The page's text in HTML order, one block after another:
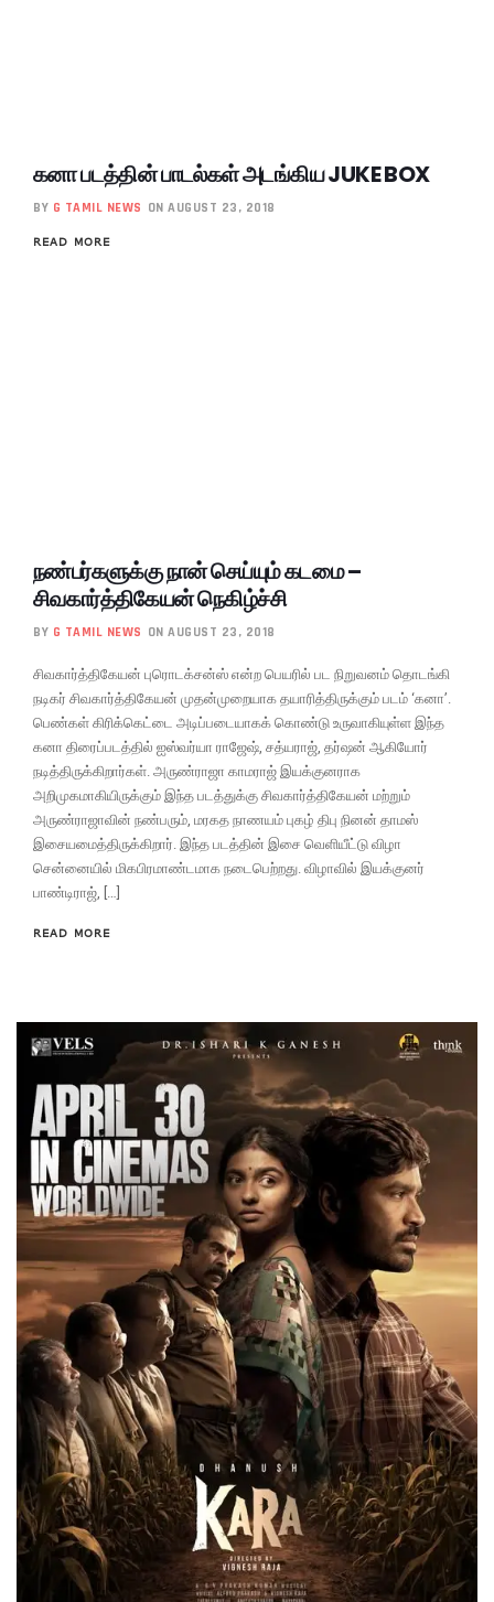
கனா படத்தின் பாடல்கள் அடங்கிய JUKE BOX
BY G TAMIL NEWS ON AUGUST 23, 2018
READ MORE
நண்பர்களுக்கு நான் செய்யும் கடமை –
சிவகார்த்திகேயன் நெகிழ்ச்சி
BY G TAMIL NEWS ON AUGUST 23, 2018
சிவகார்த்திகேயன் புரொடக்சன்ஸ் என்ற பெயரில் பட நிறுவனம் தொடங்கி
நடிகர் சிவகார்த்திகேயன் முதன்முறையாக தயாரித்திருக்கும் படம் ‘கனா’.
பெண்கள் கிரிக்கெட்டை அடிப்படையாகக் கொண்டு உருவாகியுள்ள இந்த
கனா திரைப்படத்தில் ஐஸ்வர்யா ராஜேஷ், சத்யராஜ், தர்ஷன் ஆகியோர்
நடித்திருக்கிறார்கள். அருண்ராஜா காமராஜ் இயக்குனராக
அறிமுகமாகியிருக்கும் இந்த படத்துக்கு சிவகார்த்திகேயன் மற்றும்
அருண்ராஜாவின் நண்பரும், மரகத நாணயம் புகழ் திபு நினன் தாமஸ்
இசையமைத்திருக்கிறார். இந்த படத்தின் இசை வெளியீட்டு விழா
சென்னையில் மிகபிரமாண்டமாக நடைபெற்றது. விழாவில் இயக்குனர்
பாண்டிராஜ், […]
READ MORE